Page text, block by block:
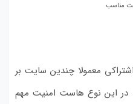
مناسب
معمولا چندین سایت بر
در این نوع هاست امنیت مهم